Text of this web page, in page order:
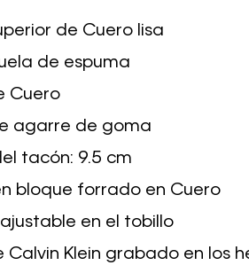
de Cuero lisa
de espuma
Cuero
agarre de goma
tacón: 9.5 cm
bloque forrado en Cuero
en el tobillo
Calvin Klein grabado en los